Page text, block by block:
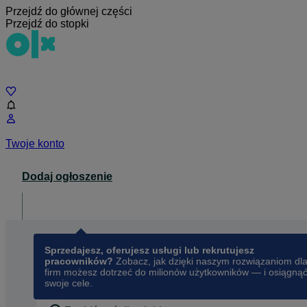
Przejdź do głównej części
Przejdź do stopki
Twoje konto
Dodaj ogłoszenie
Sprzedajesz, oferujesz usługi lub rekrutujesz
pracowników? Zobacz, jak dzięki naszym rozwiązaniom dla
firm możesz dotrzeć do milionów użytkowników — i osiągnąć
swoje cele.